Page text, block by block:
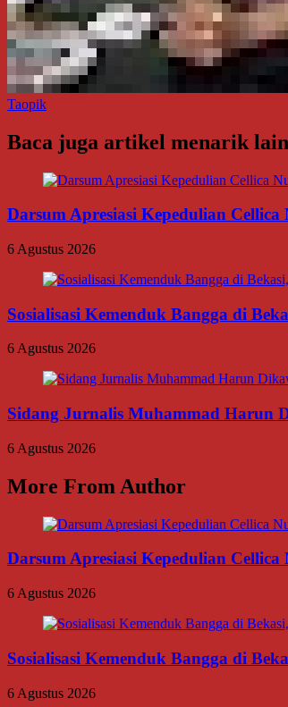
Taopik
Baca juga artikel menarik
Darsum Apresiasi Kepedulian
6 Agustus 2026
Sosialisasi Kemenduk Bangga di
6 Agustus 2026
Sidang Jurnalis Muhammad Harun
6 Agustus 2026
More From Author
Darsum Apresiasi Kepedulian
6 Agustus 2026
Sosialisasi Kemenduk Bangga di
6 Agustus 2026